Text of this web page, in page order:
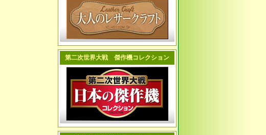
第二次世界大戦 傑作機コレクション